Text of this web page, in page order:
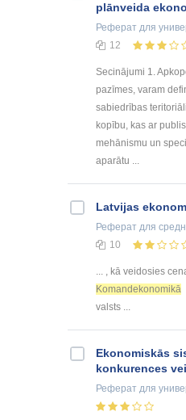
plānveida
Реферат для
12
Secinājumi 1.
pazīmes, varam
sabiedrības
kopību, kas ar
mehānismu un
aparātu ...
Latvijas
Реферат для
10
... , kā veidosies
Komandekonomikā
valsts ...
Ekonomiskās
konkurences
Реферат для